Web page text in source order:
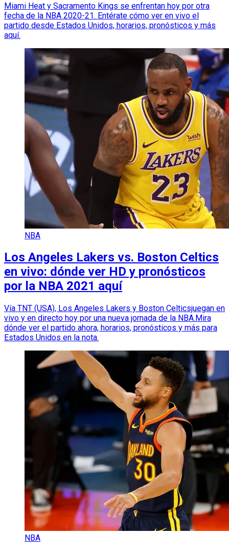
Miami Heat y Sacramento Kings se enfrentan hoy por otra
fecha de la NBA 2020-21. Entérate cómo ver en vivo el
partido desde Estados Unidos, horarios, pronósticos y más
aquí.
NBA
Los Angeles Lakers vs. Boston Celtics
en vivo: dónde ver HD y pronósticos
por la NBA 2021 aquí
Vía TNT (USA), Los Angeles Lakers y Boston Celticsjuegan en
vivo y en directo hoy por una nueva jornada de la NBA.Mira
dónde ver el partido ahora, horarios, pronósticos y más para
Estados Unidos en la nota.
NBA